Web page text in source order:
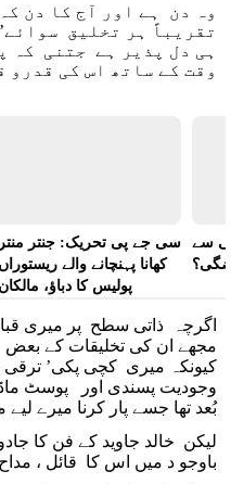
وہ دن ہے اور آج کا دن
تقریباً ہر تخلیق
ہی دل پذیر ہے جتنی کہ
وقت کے ساتھ اس کی قدرو
سی جے پی تحریک: جنتر منتر
کھانا پہنچانے والے
پولیس کا دباؤ،
سے
اگرچہ ذاتی سطح پر میری
مجھے ان کی تخلیقات کے
کیونکہ میری کچی پکی’ ترقی
وجودیت پسندی اور پوسٹ
بُعد تھا جسے پار کرنا میرے لیے
لیکن خالد جاوید کے فن کا
باوجو د میں اس کا قائل ،